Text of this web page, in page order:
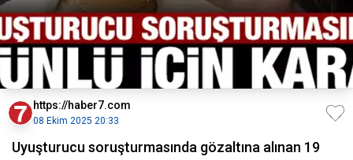
https://haber7.com
08 Ekim 2025 20:33
Uyuşturucu soruşturmasında gözaltına alınan 19